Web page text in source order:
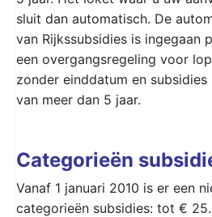
sluit dan automatisch. De
van Rijkssubsidies is ingegaan
een overgangsregeling voor
zonder einddatum en
van meer dan 5 jaar.
Categorieën
Vanaf 1 januari 2010 is er een
categorieën subsidies: tot €